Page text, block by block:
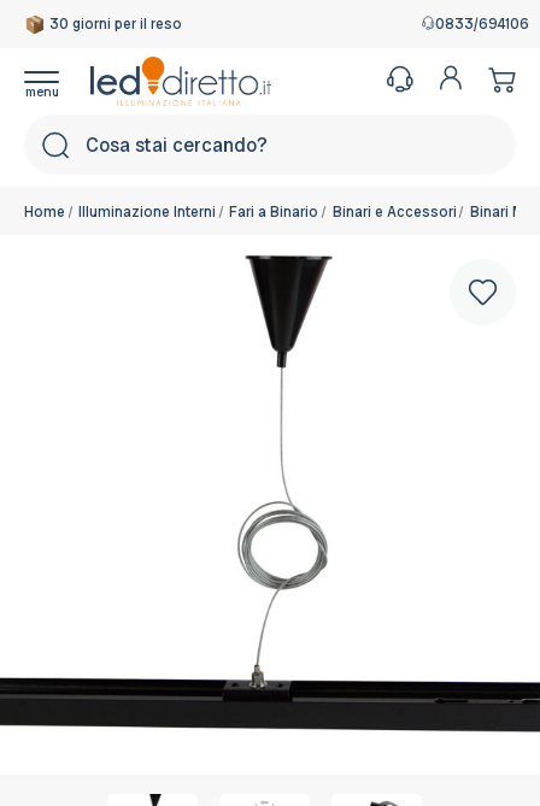
30 giorni per il reso
Garanzia Italiana 0833/694106
Home Illuminazione Interni Fari a Binario Binari e Accessori Binari
Kit di Sospensione
Disponibile, Spedito in 24/48 ore